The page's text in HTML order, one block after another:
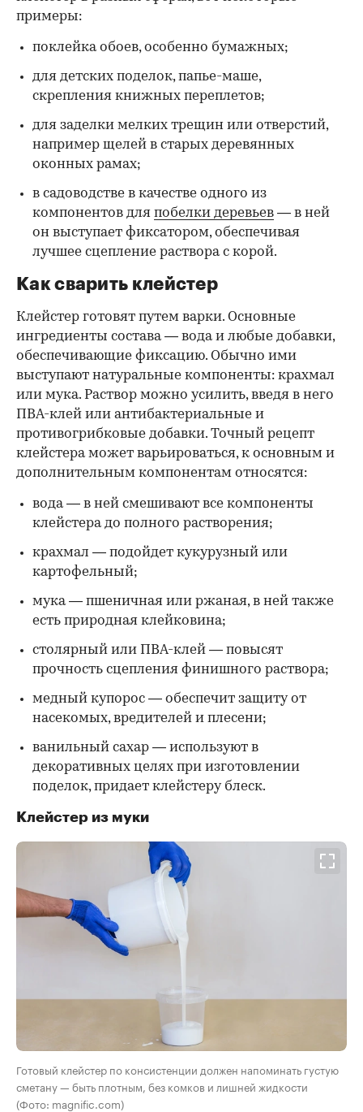
примеры:
поклейка обоев, особенно бумажных;
для детских поделок, папье-маше,
скрепления книжных переплетов;
для заделки мелких трещин или отверстий,
например щелей в старых деревянных
оконных рамах;
в садоводстве в качестве одного из
компонентов для побелки деревьев — в ней
он выступает фиксатором, обеспечивая
лучшее сцепление раствора с корой.
Как сварить клейстер
Клейстер готовят путем варки. Основные
ингредиенты состава — вода и любые добавки,
обеспечивающие фиксацию. Обычно ими
выступают натуральные компоненты: крахмал
или мука. Раствор можно усилить, введя в него
ПВА-клей или антибактериальные и
противогрибковые добавки. Точный рецепт
клейстера может варьироваться, к основным и
дополнительным компонентам относятся:
вода — в ней смешивают все компоненты
клейстера до полного растворения;
крахмал — подойдет кукурузный или
картофельный;
мука — пшеничная или ржаная, в ней также
есть природная клейковина;
столярный или ПВА-клей — повысят
прочность сцепления финишного раствора;
медный купорос — обеспечит защиту от
насекомых, вредителей и плесени;
ванильный сахар — используют в
декоративных целях при изготовлении
поделок, придает клейстеру блеск.
Клейстер из муки
Готовый клейстер по консистенции должен напоминать густую
сметану — быть плотным, без комков и лишней жидкости
(Фото: magnific.com)